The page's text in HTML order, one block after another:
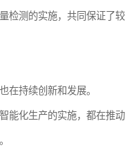
检测的实施，共同保证了较
在持续创新和发展。
能化生产的实施，都在推动